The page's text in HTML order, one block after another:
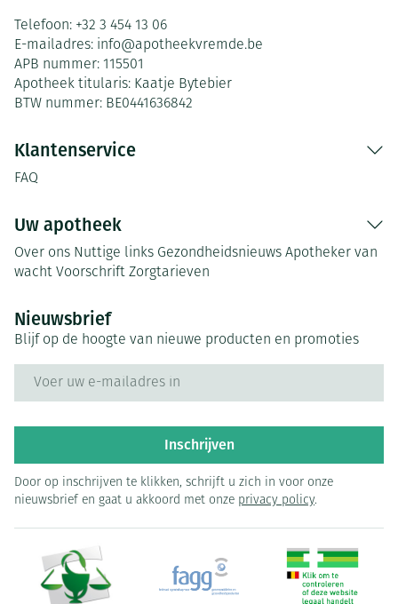
Telefoon: +32 3 454 13 06
E-mailadres: info@apotheekvremde.be
APB nummer: 115501
Apotheek titularis: Kaatje Bytebier
BTW nummer: BE0441636842
Klantenservice
FAQ
Uw apotheek
Over ons Nuttige links Gezondheidsnieuws Apotheker van
wacht Voorschrift Zorgtarieven
Nieuwsbrief
Blijf op de hoogte van nieuwe producten en promoties
Inschrijven
Door op inschrijven te klikken, schrijft u zich in voor onze
nieuwsbrief en gaat u akkoord met onze privacy policy.